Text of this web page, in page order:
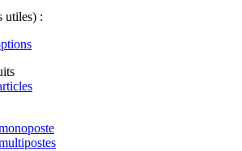
utiles) :